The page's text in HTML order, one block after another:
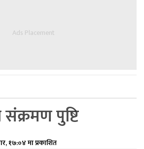
Ads Placement
पुष्टि
१७:०४ मा प्रकाशित